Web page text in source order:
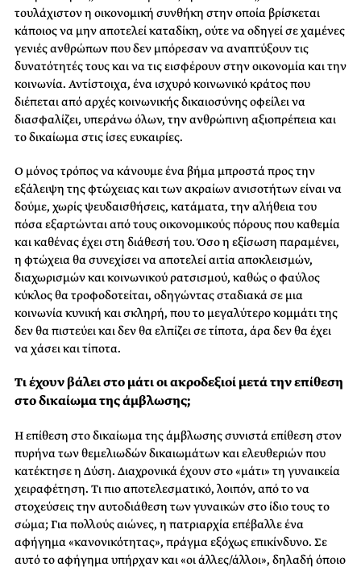
τουλάχιστον η οικονομική συνθήκη στην οποία βρίσκεται
κάποιος να μην αποτελεί καταδίκη, ούτε να οδηγεί σε χαμένες
γενιές ανθρώπων που δεν μπόρεσαν να αναπτύξουν τις
δυνατότητές τους και να τις εισφέρουν στην οικονομία και την
κοινωνία. Αντίστοιχα, ένα ισχυρό κοινωνικό κράτος που
διέπεται από αρχές κοινωνικής δικαιοσύνης οφείλει να
διασφαλίζει, υπεράνω όλων, την ανθρώπινη αξιοπρέπεια και
το δικαίωμα στις ίσες ευκαιρίες.
Ο μόνος τρόπος να κάνουμε ένα βήμα μπροστά προς την
εξάλειψη της φτώχειας και των ακραίων ανισοτήτων είναι να
δούμε, χωρίς ψευδαισθήσεις, κατάματα, την αλήθεια του
πόσα εξαρτώνται από τους οικονομικούς πόρους που καθεμία
και καθένας έχει στη διάθεσή του. Όσο η εξίσωση παραμένει,
η φτώχεια θα συνεχίσει να αποτελεί αιτία αποκλεισμών,
διαχωρισμών και κοινωνικού ρατσισμού, καθώς ο φαύλος
κύκλος θα τροφοδοτείται, οδηγώντας σταδιακά σε μια
κοινωνία κυνική και σκληρή, που το μεγαλύτερο κομμάτι της
δεν θα πιστεύει και δεν θα ελπίζει σε τίποτα, άρα δεν θα έχει
να χάσει και τίποτα.
Τι έχουν βάλει στο μάτι οι ακροδεξιοί μετά την επίθεση
στο δικαίωμα της άμβλωσης;
Η επίθεση στο δικαίωμα της άμβλωσης συνιστά επίθεση στον
πυρήνα των θεμελιωδών δικαιωμάτων και ελευθεριών που
κατέκτησε η Δύση. Διαχρονικά έχουν στο «μάτι» τη γυναικεία
χειραφέτηση. Τι πιο αποτελεσματικό, λοιπόν, από το να
στοχεύσεις την αυτοδιάθεση των γυναικών στο ίδιο τους το
σώμα; Για πολλούς αιώνες, η πατριαρχία επέβαλλε ένα
αφήγημα «κανονικότητας», πράγμα εξόχως επικίνδυνο. Σε
αυτό το αφήγημα υπήρχαν και «οι άλλες/άλλοι», δηλαδή όποιο